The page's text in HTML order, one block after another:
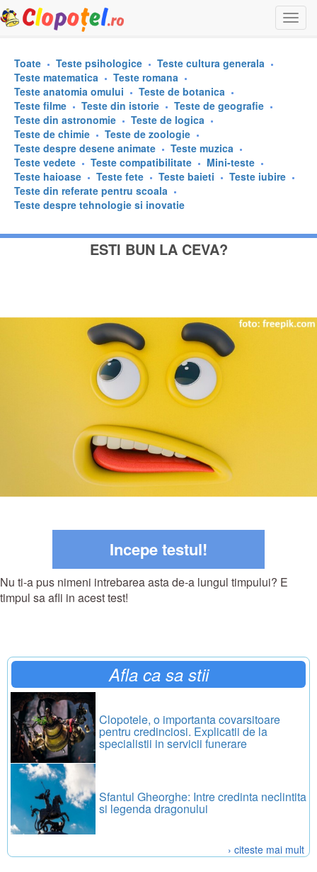
Toate Teste psihologice
Teste cultura generala
Teste matematica
Teste romana
Teste anatomia omului
Teste de botanica
Teste filme
Teste din istorie
Teste de geografie
Teste din astronomie
Teste de logica
Teste de chimie
Teste de zoologie
Teste despre desene animate
Teste muzica
Teste vedete
Teste compatibilitate
Mini-teste
Teste haioase
Teste fete Teste baieti
Teste iubire
Teste din referate pentru scoala
Teste despre tehnologie si inovatie
ESTI BUN LA CEVA?
Incepe testul!
Nu ti-a pus nimeni intrebarea asta de-a lungul timpului? E
timpul sa afli in acest test!
Afla ca sa stii
Clopotele, o importanta covarsitoare
pentru credinciosi. Explicatii de la
specialistii in servicii funerare
Sfantul Gheorghe: Intre credinta neclintita
si legenda dragonului
› citeste mai mult